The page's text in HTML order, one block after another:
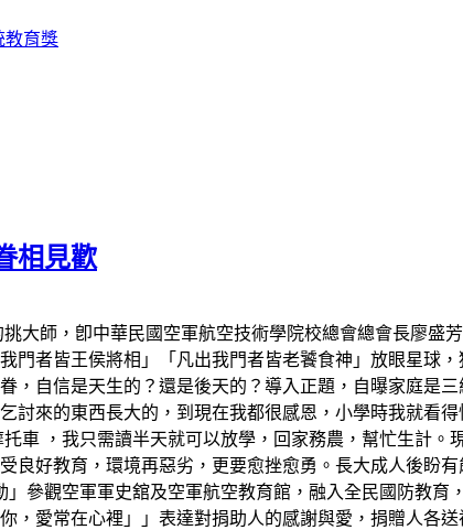
教育獎
相見歡
大師，卽中華民國空軍航空技術學院校總會總會長廖
門者皆王侯將相」「凡出我門者皆老饕食神」放眼星球
，自信是天生的？還是後天的？導入正題，自曝家庭是
討來的東西長大的，到現在我都很感恩，小學時我就看
車 ，我只需讀半天就可以放學，回家務農，幫忙生計
良好教育，環境再惡劣，更要愈挫愈勇。長大成人後盼
參觀空軍軍史舘及空軍航空教育館，融入全民國防教
，愛常在心裡」」表達對捐助人的感謝與愛，捐贈人各